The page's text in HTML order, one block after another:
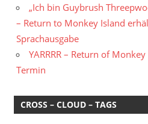
„Ich bin Guybrush
– Return to Monkey Island
Sprachausgabe
YARRRR – Return of
Termin
CROSS – CLOUD – TAGS